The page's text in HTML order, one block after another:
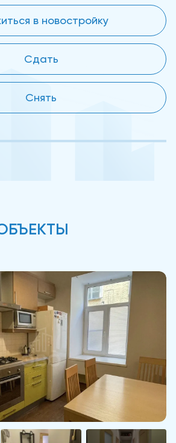
в новостройку
Сдать
Снять